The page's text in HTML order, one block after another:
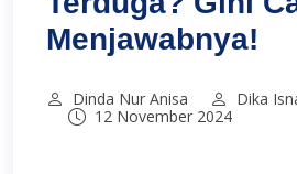
Menjawabnya!
Dinda Nur Anisa
Dika
12 November 2024